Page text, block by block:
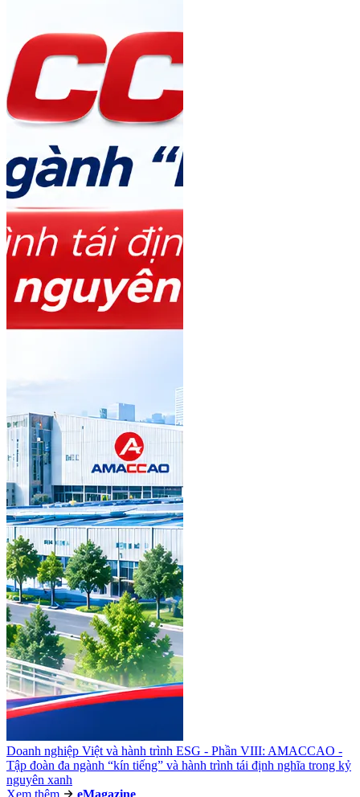
Doanh nghiệp Việt và hành trình ESG - Phần VIII: AMACCAO -
Tập đoàn đa ngành “kín tiếng” và hành trình tái định nghĩa trong kỷ
nguyên xanh